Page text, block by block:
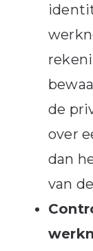
de
over
dan
van